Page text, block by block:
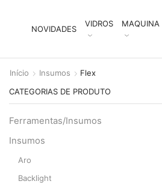
NOVIDADES
VIDROS MAQUINA
Início Insumos Flex
CATEGORIAS DE PRODUTO
Ferramentas/Insumos
Insumos
Aro
Backlight